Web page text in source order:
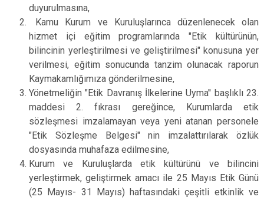
duyurulmasına,
Kamu Kurum ve Kuruluşlarınca düzenlenecek olan
hizmet içi eğitim programlarında "Etik kültürünün,
bilincinin yerleştirilmesi ve geliştirilmesi" konusuna yer
verilmesi, eğitim sonucunda tanzim olunacak raporun
Kaymakamlığımıza gönderilmesine,
Yönetmeliğin "Etik Davranış İlkelerine Uyma'' başlıklı 23.
maddesi 2. fıkrası gereğince, Kurumlarda etik
sözleşmesi imzalamayan veya yeni atanan personele
"Etik Sözleşme Belgesi" nin imzalattırılarak özlük
dosyasında muhafaza edilmesine,
Kurum ve Kuruluşlarda etik kültürünü ve bilincini
yerleştirmek, geliştirmek amacı ile 25 Mayıs Etik Günü
(25 Mayıs- 31 Mayıs) haftasındaki çeşitli etkinlik ve